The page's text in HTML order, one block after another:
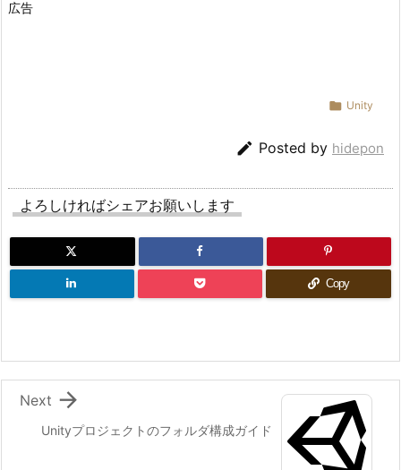
広告
 Unity
 Posted by hidepon
よろしければシェアお願いします
Copy
Unityプロジェクトのフォルダ構成ガイド

Next